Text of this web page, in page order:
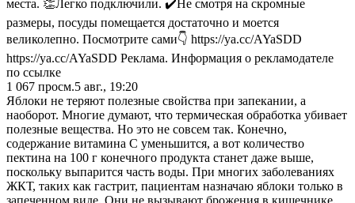
места. 👏Легко подключили. ✔️Не смотря на скромные
размеры, посуды помещается достаточно и моется
великолепно. Посмотрите сами👇 https://ya.cc/AYaSDD
https://ya.cc/AYaSDD Реклама. Информация о рекламодателе
по ссылке
1 067 просм.5 авг., 19:20
Яблоки не теряют полезные свойства при запекании, а
наоборот. Многие думают, что термическая обработка убивает
полезные вещества. Но это не совсем так. Конечно,
содержание витамина С уменьшится, а вот количество
пектина на 100 г конечного продукта станет даже выше,
поскольку выпарится часть воды. При многих заболеваниях
ЖКТ, таких как гастрит, пациентам назначаю яблоки только в
запеченном виде. Они не вызывают брожения в кишечнике,